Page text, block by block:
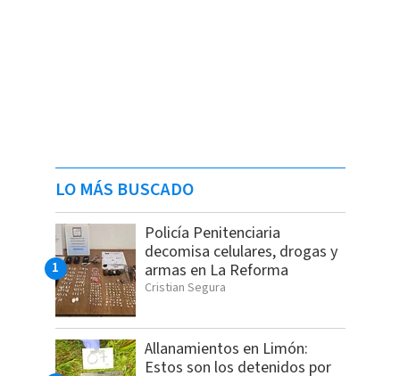
LO MÁS BUSCADO
Policía Penitenciaria
decomisa celulares, drogas y
armas en La Reforma
Cristian Segura
Allanamientos en Limón:
Estos son los detenidos por